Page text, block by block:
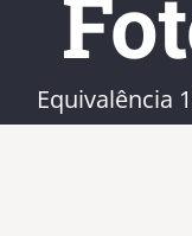
Equivalência